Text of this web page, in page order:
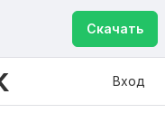
Скачать
Вход